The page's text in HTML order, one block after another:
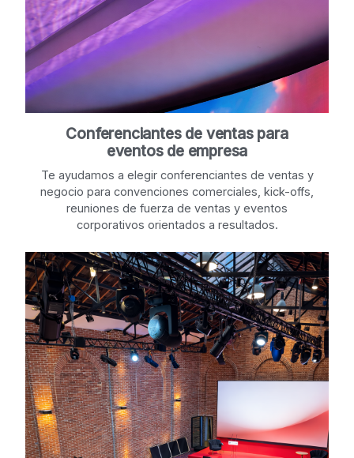
Conferenciantes de ventas para
eventos de empresa
Te ayudamos a elegir conferenciantes de ventas y
negocio para convenciones comerciales, kick-offs,
reuniones de fuerza de ventas y eventos
corporativos orientados a resultados.